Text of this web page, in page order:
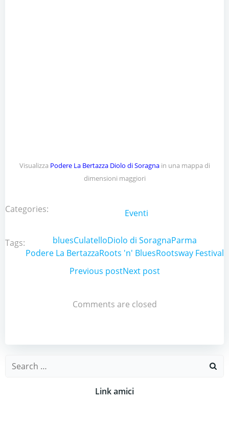
Visualizza Podere La Bertazza Diolo di Soragnain una mappa di
dimensioni maggiori
Categories: Eventi
Tags: bluesCulatelloDiolo di SoragnaParma
Podere La BertazzaRoots 'n' BluesRootsway Festival
Post
Previous postPost
Next post
Comments are closed
Search
Link amici